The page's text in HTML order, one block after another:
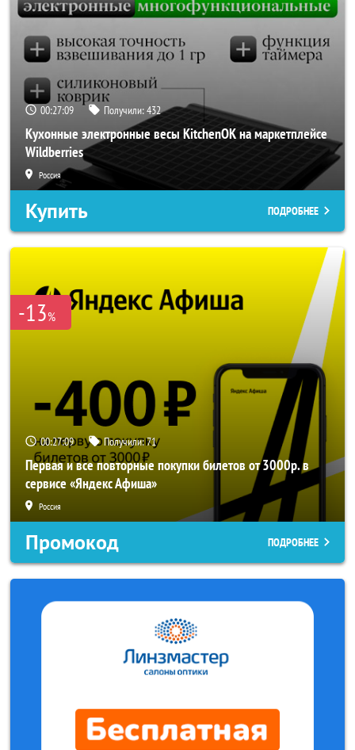
00:27:06 Получили:432
Кухонные электронные весы KitchenOK на маркетплейсе
Wildberries
Россия
Купить ПОДРОБНЕЕ
-13%
00:27:06 Получили:71
Первая и все повторные покупки билетов от 3000р. в
сервисе «Яндекс Афиша»
Россия
Промокод ПОДРОБНЕЕ